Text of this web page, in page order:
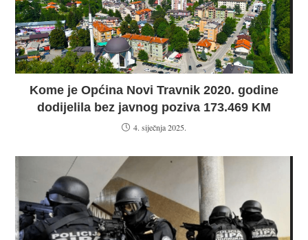
Kome je Općina Novi Travnik 2020. godine
dodijelila bez javnog poziva 173.469 KM
4. siječnja 2025.